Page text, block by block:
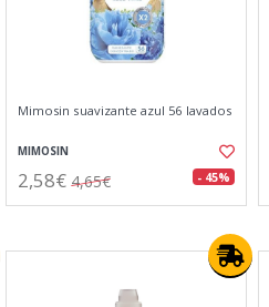
Mimosin suavizante azul 56 lavados
MIMOSIN
2,58€ 4,65€ - 45%